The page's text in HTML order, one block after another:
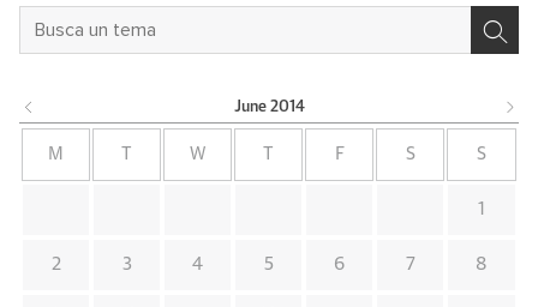
June 2014
M W F S S
1
2 3 4 5 6 7 8